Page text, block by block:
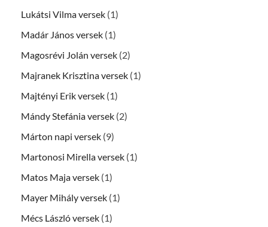
Lukátsi Vilma versek (1)
Madár János versek (1)
Magosrévi Jolán versek (2)
Majranek Krisztina versek (1)
Majtényi Erik versek (1)
Mándy Stefánia versek (2)
Márton napi versek (9)
Martonosi Mirella versek (1)
Matos Maja versek (1)
Mayer Mihály versek (1)
Mécs László versek (1)